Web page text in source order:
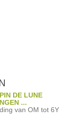
DE LUNE
...
van OM tot 6Y